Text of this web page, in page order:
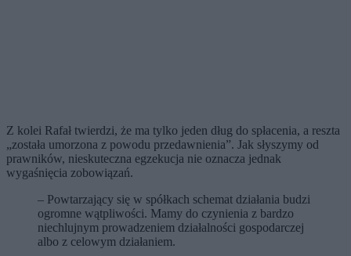
Z kolei Rafał twierdzi, że ma tylko jeden dług do spłacenia, a reszta
„została umorzona z powodu przedawnienia”. Jak słyszymy od
prawników, nieskuteczna egzekucja nie oznacza jednak
wygaśnięcia zobowiązań.
– Powtarzający się w spółkach schemat działania budzi
ogromne wątpliwości. Mamy do czynienia z bardzo
niechlujnym prowadzeniem działalności gospodarczej
albo z celowym działaniem.